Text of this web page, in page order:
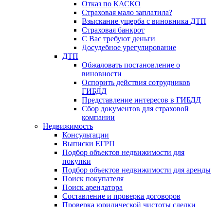
Отказ по КАСКО
Страховая мало заплатила?
Взыскание ущерба с виновника ДТП
Страховая банкрот
С Вас требуют деньги
Досудебное урегулирование
ДТП
Обжаловать постановление о
виновности
Оспорить действия сотрудников
ГИБДД
Представление интересов в ГИБДД
Сбор документов для страховой
компании
Недвижимость
Консультации
Выписки ЕГРП
Подбор объектов недвижимости для
покупки
Подбор объектов недвижимости для аренды
Поиск покупателя
Поиск арендатора
Составление и проверка договоров
Проверка юридической чистоты сделки